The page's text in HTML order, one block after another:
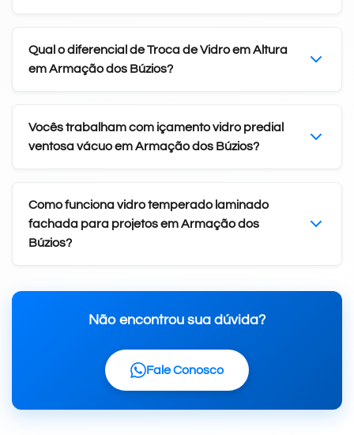
Qual o diferencial de Troca de Vidro em Altura
em Armação dos Búzios?
Vocês trabalham com içamento vidro predial
ventosa vácuo em Armação dos Búzios?
Como funciona vidro temperado laminado
fachada para projetos em Armação dos
Búzios?
Não encontrou sua dúvida?
Fale Conosco